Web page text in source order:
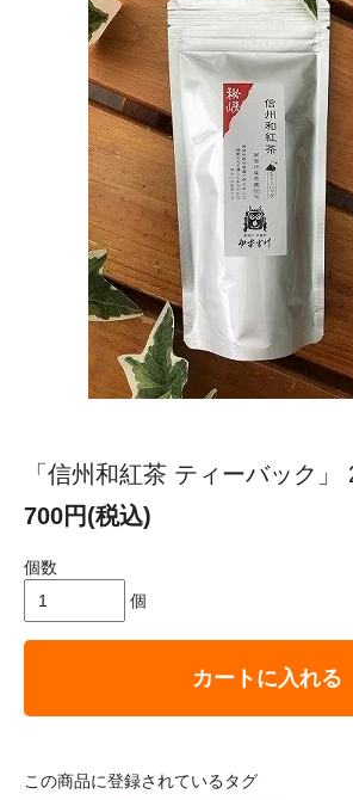
「信州和紅茶 ティーバック」
700円(税込)
個数
個
カートに入れる
この商品に登録されているタグ